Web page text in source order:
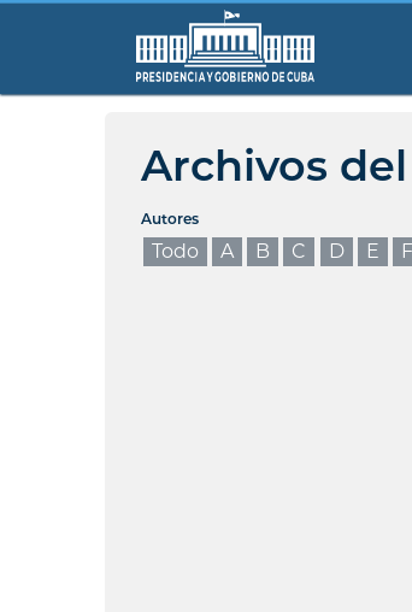
Archivos
Autores
Todo A B C D E F